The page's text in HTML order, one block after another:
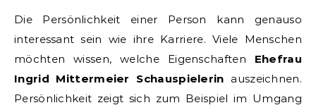
Die Persönlichkeit einer Person kann genauso
interessant sein wie ihre Karriere. Viele Menschen
möchten wissen, welche Eigenschaften Ehefrau
Ingrid Mittermeier Schauspielerin auszeichnen.
Persönlichkeit zeigt sich zum Beispiel im Umgang